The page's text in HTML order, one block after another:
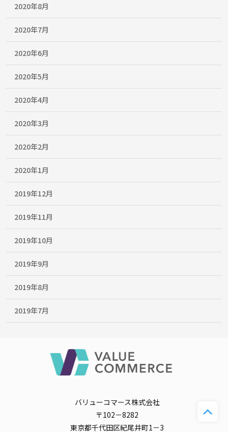
2020年8月
2020年7月
2020年6月
2020年5月
2020年4月
2020年3月
2020年2月
2020年1月
2019年12月
2019年11月
2019年10月
2019年9月
2019年8月
2019年7月
バリューコマース株式会社
〒102－8282
東京都千代田区紀尾井町1－3